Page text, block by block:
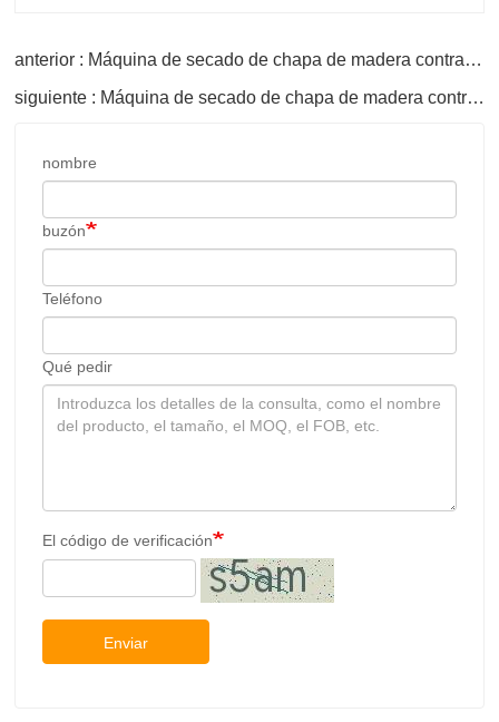
anterior : Máquina de secado de chapa de madera contrachapada
siguiente : Máquina de secado de chapa de madera contrachapada
nombre
buzón
Teléfono
Qué pedir
El código de verificación
Enviar